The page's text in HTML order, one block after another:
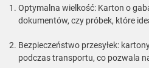
Optymalna wielkość: Karton o
dokumentów, czy próbek, które
Bezpieczeństwo przesyłek:
podczas transportu, co pozwala